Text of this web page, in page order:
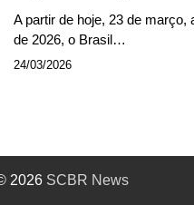
A partir de hoje, 23 de março,
de 2026, o Brasil…
24/03/2026
2026 SCBR News